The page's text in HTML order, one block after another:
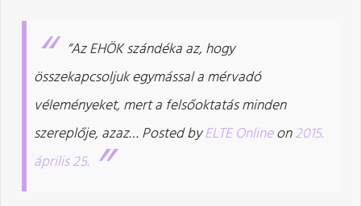
“Az EHÖK szándéka az, hogy
összekapcsoljuk egymással a mérvadó
véleményeket, mert a felsőoktatás minden
szereplője, azaz…Posted byELTE Onlineon2015.
április 25.